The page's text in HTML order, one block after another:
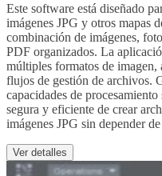
Este software está diseñado
imágenes JPG y otros mapas
combinación de imágenes,
PDF organizados. La
múltiples formatos de imagen,
flujos de gestión de archivos.
capacidades de
segura y eficiente de crear
imágenes JPG sin depender
Ver detalles